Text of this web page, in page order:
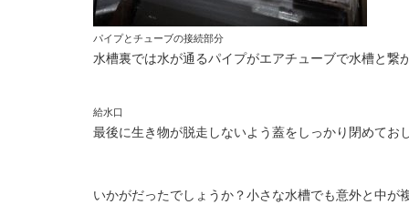
パイプとチューブの接続部分
水槽裏では水が通るパイプがエアチューブで水槽と
給水口
最後に生き物が脱走しないよう蓋をしっかり閉めてお
いかがだったでしょうか？小さな水槽でも意外と中が